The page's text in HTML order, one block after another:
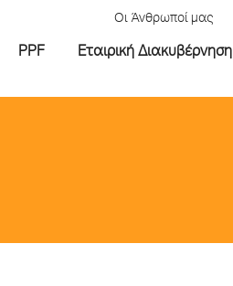
Οι Άνθρωποί μας
PPF Εταιρική Διακυβέρνηση